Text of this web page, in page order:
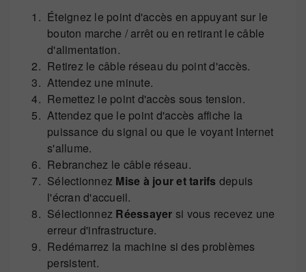
Éteignez le point d'accès en appuyant sur le
bouton marche / arrêt ou en retirant le câble
d'alimentation.
Retirez le câble réseau du point d'accès.
Attendez une minute.
Remettez le point d'accès sous tension.
Attendez que le point d'accès affiche la
puissance du signal ou que le voyant Internet
s'allume.
Rebranchez le câble réseau.
Sélectionnez Mise à jour et tarifs depuis
l'écran d'accueil.
Sélectionnez Réessayer si vous recevez une
erreur d'infrastructure.
Redémarrez la machine si des problèmes
persistent.